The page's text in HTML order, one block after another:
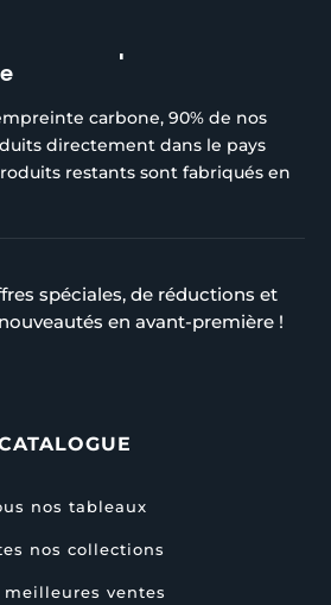
de l’empreinte
carbone, 90% de nos
directement dans le pays
restants sont fabriqués en
spéciales, de réductions et
en avant-première !
nos tableaux
nos collections
meilleures ventes